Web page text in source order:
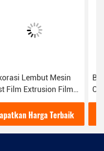
Bukti Ledakan Industri
Cast Film Garis Ekstrusi
Paralel Desain Sekrup
Twin
Dapatkan Harga Terbaik